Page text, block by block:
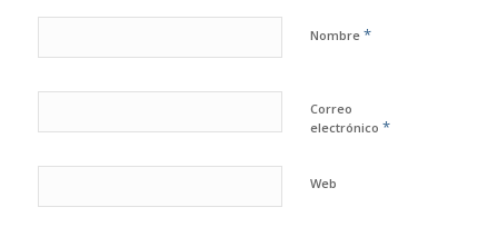
Nombre *
Correo
electrónico *
Web